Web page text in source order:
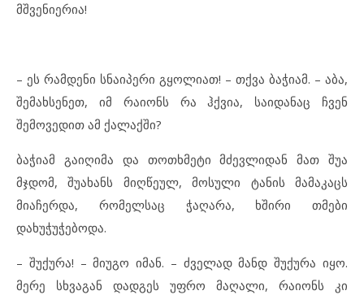
მშვენიერია!
– ეს რამდენი სნაიპერი გყოლიათ! – თქვა ბაჭიამ. – აბა,
შემახსენეთ, იმ რაიონს რა ჰქვია, საიდანაც ჩვენ
შემოვედით ამ ქალაქში?
ბაჭიამ გაიღიმა და თოთხმეტი მძევლიდან მათ შუა
მჯდომ, შუახანს მიღწეულ, მოსული ტანის მამაკაცს
მიაჩერდა, რომელსაც ჭაღარა, ხშირი თმები
დახუჭუჭებოდა.
– შუქურა! – მიუგო იმან. – ძველად მანდ შუქურა იყო.
მერე სხვაგან დადგეს უფრო მაღალი, რაიონს კი